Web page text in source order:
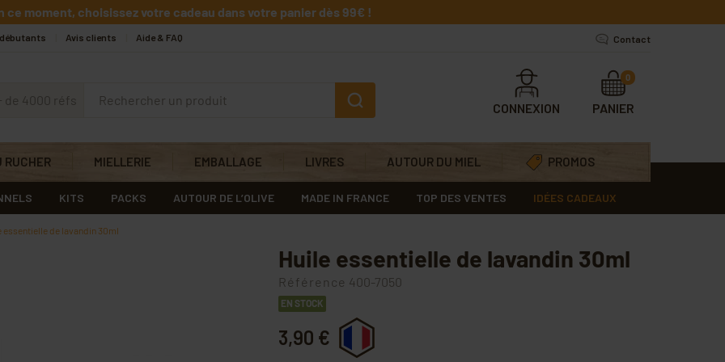
ce moment, choisissez votre cadeau dans votre panier dès 99€ !
débutants Avis clients Aide & FAQ Contact
de 4000 réfs
CONNEXION PANIER
0
RUCHER MIELLERIE EMBALLAGE LIVRES AUTOUR DU MIEL PROMOS
KITS PACKS AUTOUR DE L’OLIVE MADE IN FRANCE TOP DES VENTES IDÉES CADEAUX
essentielle de lavandin 30ml
Huile essentielle de lavandin 30ml
Référence 400-7050
EN STOCK
3,90 €